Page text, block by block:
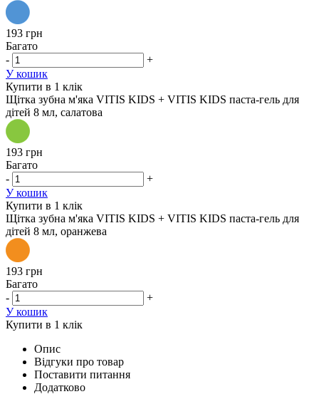
193 грн
Багато
-
+
У кошик
Купити в 1 клік
Щітка зубна м'яка VITIS KIDS + VITIS KIDS паста-гель для
дітей 8 мл, салатова
193 грн
Багато
-
+
У кошик
Купити в 1 клік
Щітка зубна м'яка VITIS KIDS + VITIS KIDS паста-гель для
дітей 8 мл, оранжева
193 грн
Багато
-
+
У кошик
Купити в 1 клік
Опис
Відгуки про товар
Поставити питання
Додатково